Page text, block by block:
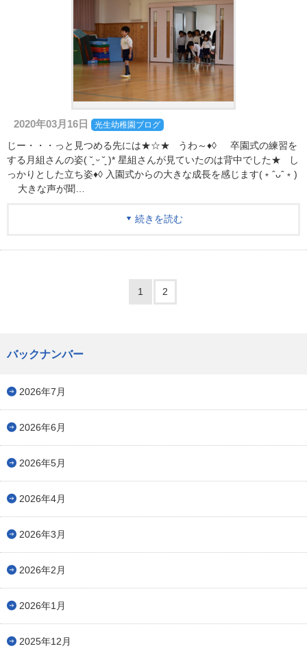
2020年03月16日 光生幼稚園ブログ
じー・・・っと見つめる先には★☆★ うわ～♦◊ 卒園式の練習を
する月組さんの姿( ˘͈ ᵕ ˘͈ )* 星組さんが見ていたのは背中でした★ し
っかりとした立ち姿♦◊ 入園式からの大きな成長を感じます(﹡ˆᴗˆ﹡)
大きな声が聞…
続きを読む
1 2
バックナンバー
2026年7月
2026年6月
2026年5月
2026年4月
2026年3月
2026年2月
2026年1月
2025年12月